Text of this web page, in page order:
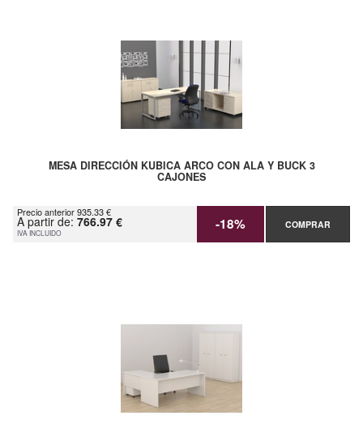
MESA DIRECCIÓN KUBICA ARCO CON ALA Y BUCK 3
CAJONES
Precio anterior 935.33 €
A partir de: 766.97 €
IVA INCLUIDO -18% COMPRAR